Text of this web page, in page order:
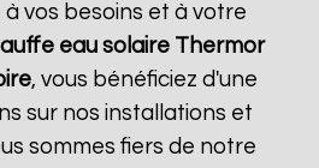
vos besoins et à votre
eau solaire Thermor
, vous bénéficiez d'une
sur nos installations et
sommes fiers de notre